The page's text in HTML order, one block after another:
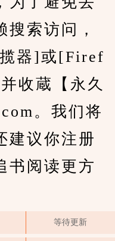
索访问，
器]或[Firef
收蔵【永久
。我们将
建议你注册
书阅读更方
等待更新